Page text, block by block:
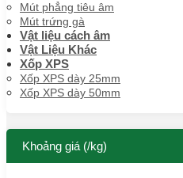
Mút phẳng tiêu âm
Mút trứng gà
Vật liệu cách âm
Vật Liệu Khác
Xốp XPS
Xốp XPS dày 25mm
Xốp XPS dày 50mm
Khoảng giá (/kg)